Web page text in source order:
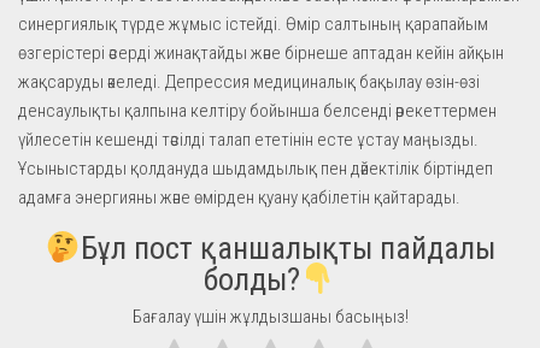
синергиялық түрде жұмыс істейді. Өмір салтының қарапайым
өзгерістері әсерді жинақтайды және бірнеше аптадан кейін айқын
жақсаруды әкеледі. Депрессия медициналық бақылау өзін-өзі
денсаулықты қалпына келтіру бойынша белсенді әрекеттермен
үйлесетін кешенді тәсілді талап ететінін есте ұстау маңызды.
Ұсыныстарды қолдануда шыдамдылық пен дәйектілік біртіндеп
адамға энергияны және өмірден қуану қабілетін қайтарады.
Бұл пост қаншалықты пайдалы
болды?
Бағалау үшін жұлдызшаны басыңыз!